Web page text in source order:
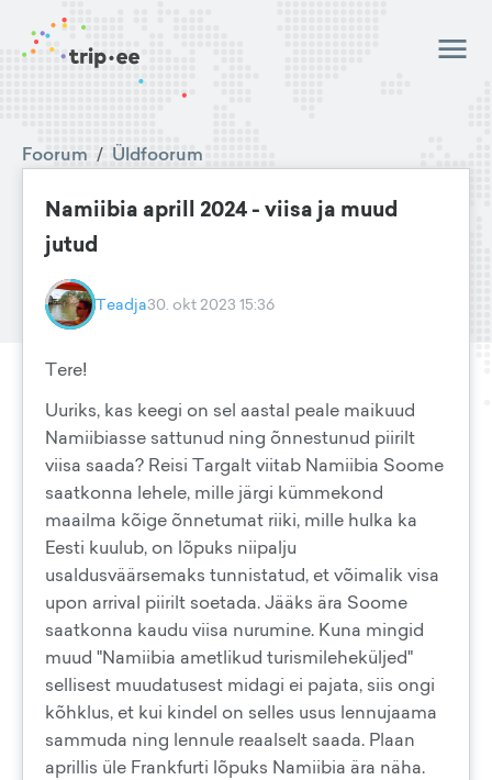
Foorum / Üldfoorum
Namiibia aprill 2024 - viisa ja muud
jutud
Teadja30. okt 2023 15:36
Tere!
Uuriks, kas keegi on sel aastal peale maikuud
Namiibiasse sattunud ning õnnestunud piirilt
viisa saada? Reisi Targalt viitab Namiibia Soome
saatkonna lehele, mille järgi kümmekond
maailma kõige õnnetumat riiki, mille hulka ka
Eesti kuulub, on lõpuks niipalju
usaldusväärsemaks tunnistatud, et võimalik visa
upon arrival piirilt soetada. Jääks ära Soome
saatkonna kaudu viisa nurumine. Kuna mingid
muud "Namiibia ametlikud turismileheküljed"
sellisest muudatusest midagi ei pajata, siis ongi
kõhklus, et kui kindel on selles usus lennujaama
sammuda ning lennule reaalselt saada. Plaan
aprillis üle Frankfurti lõpuks Namiibia ära näha.